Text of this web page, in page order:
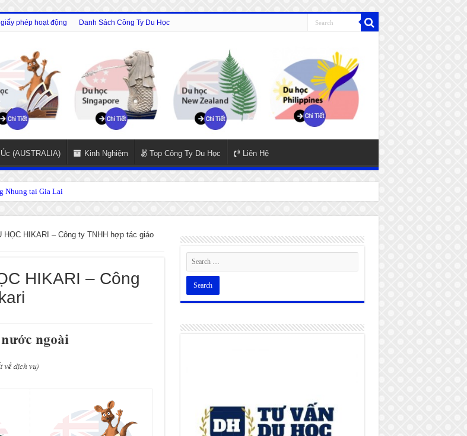
phép hoạt động Danh Sách Công Ty Du Học
(AUSTRALIA) Kinh Nghiệm Top Công Ty Du Học Liên Hệ
Nhung tại Gia Lai
HỌC HIKARI – Công ty TNHH hợp tác giáo
HIKARI – Công